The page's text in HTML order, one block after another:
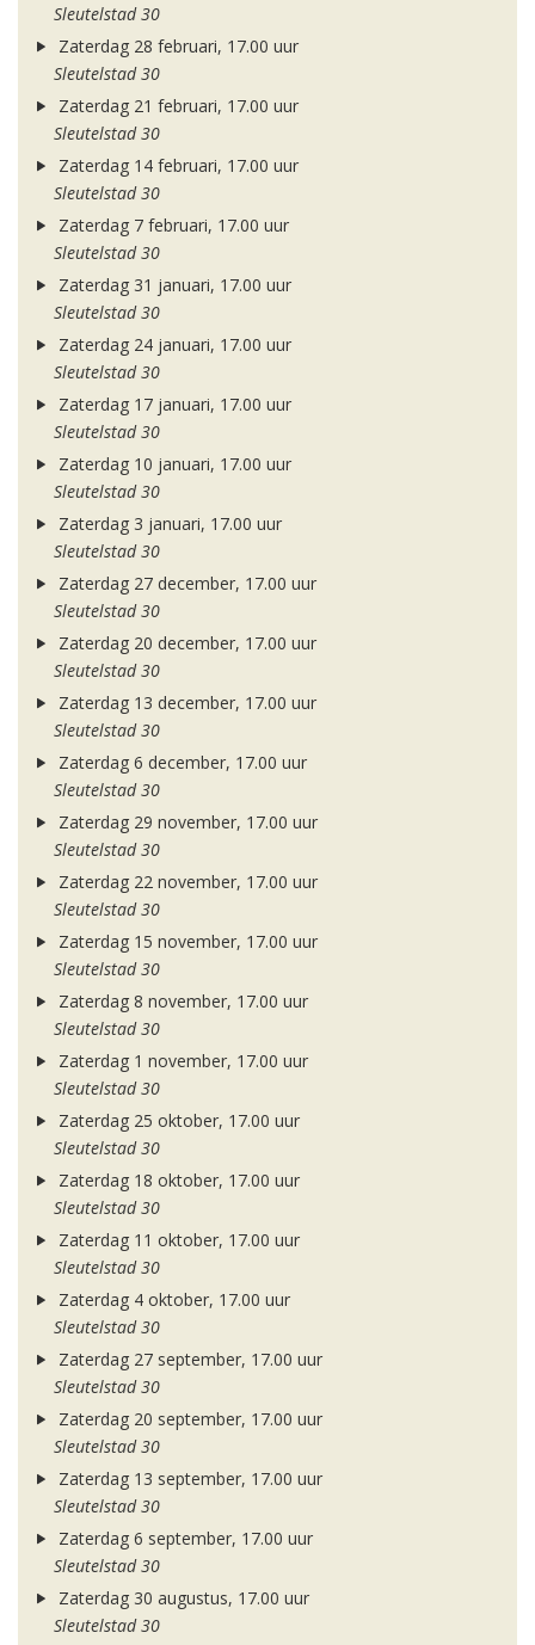
Sleutelstad 30
Zaterdag 28 februari, 17.00 uur
Sleutelstad 30
Zaterdag 21 februari, 17.00 uur
Sleutelstad 30
Zaterdag 14 februari, 17.00 uur
Sleutelstad 30
Zaterdag 7 februari, 17.00 uur
Sleutelstad 30
Zaterdag 31 januari, 17.00 uur
Sleutelstad 30
Zaterdag 24 januari, 17.00 uur
Sleutelstad 30
Zaterdag 17 januari, 17.00 uur
Sleutelstad 30
Zaterdag 10 januari, 17.00 uur
Sleutelstad 30
Zaterdag 3 januari, 17.00 uur
Sleutelstad 30
Zaterdag 27 december, 17.00 uur
Sleutelstad 30
Zaterdag 20 december, 17.00 uur
Sleutelstad 30
Zaterdag 13 december, 17.00 uur
Sleutelstad 30
Zaterdag 6 december, 17.00 uur
Sleutelstad 30
Zaterdag 29 november, 17.00 uur
Sleutelstad 30
Zaterdag 22 november, 17.00 uur
Sleutelstad 30
Zaterdag 15 november, 17.00 uur
Sleutelstad 30
Zaterdag 8 november, 17.00 uur
Sleutelstad 30
Zaterdag 1 november, 17.00 uur
Sleutelstad 30
Zaterdag 25 oktober, 17.00 uur
Sleutelstad 30
Zaterdag 18 oktober, 17.00 uur
Sleutelstad 30
Zaterdag 11 oktober, 17.00 uur
Sleutelstad 30
Zaterdag 4 oktober, 17.00 uur
Sleutelstad 30
Zaterdag 27 september, 17.00 uur
Sleutelstad 30
Zaterdag 20 september, 17.00 uur
Sleutelstad 30
Zaterdag 13 september, 17.00 uur
Sleutelstad 30
Zaterdag 6 september, 17.00 uur
Sleutelstad 30
Zaterdag 30 augustus, 17.00 uur
Sleutelstad 30